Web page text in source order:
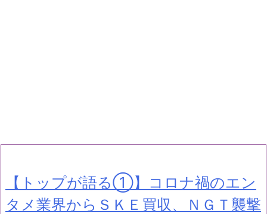
【トップが語る①】コロナ禍のエン
タメ業界からＳＫＥ買収、ＮＧＴ襲撃